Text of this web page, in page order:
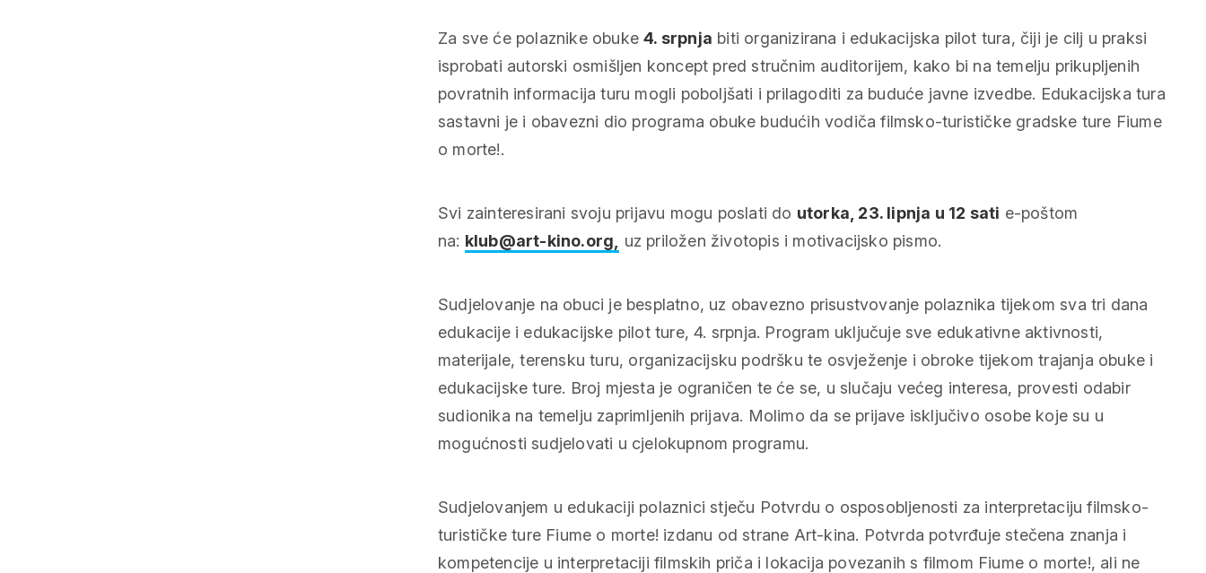
Za sve će polaznike obuke4. srpnja biti organizirana i edukacijska pilot tura, čiji je cilj u praksi
isprobati autorski osmišljen koncept pred stručnim auditorijem, kako bi na temelju prikupljenih
povratnih informacija turu mogli poboljšati i prilagoditi za buduće javne izvedbe. Edukacijska tura
sastavni je i obavezni dio programa obuke budućih vodiča filmsko-turističke gradske ture Fiume
o morte!.
Svi zainteresirani svoju prijavu mogu poslati do utorka, 23. lipnja u 12 sati e-poštom
na: klub@art-kino.org, uz priložen životopis i motivacijsko pismo.
Sudjelovanje na obuci je besplatno, uz obavezno prisustvovanje polaznika tijekom sva tri dana
edukacije i edukacijske pilot ture, 4. srpnja. Program uključuje sve edukativne aktivnosti,
materijale, terensku turu, organizacijsku podršku te osvježenje i obroke tijekom trajanja obuke i
edukacijske ture. Broj mjesta je ograničen te će se, u slučaju većeg interesa, provesti odabir
sudionika na temelju zaprimljenih prijava. Molimo da se prijave isključivo osobe koje su u
mogućnosti sudjelovati u cjelokupnom programu.
Sudjelovanjem u edukaciji polaznici stječu Potvrdu o osposobljenosti za interpretaciju filmsko-
turističke ture Fiume o morte! izdanu od strane Art-kina. Potvrda potvrđuje stečena znanja i
kompetencije u interpretaciji filmskih priča i lokacija povezanih s filmom Fiume o morte!, ali ne